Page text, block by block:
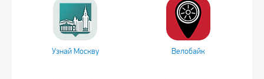
Узнай Москву Велобайк